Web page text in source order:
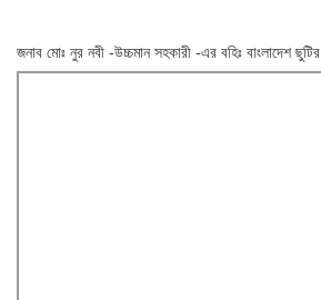
জনাব মোঃ নুর নবী -উচ্চমান সহকারী -এর বহিঃ বাংলাদেশ